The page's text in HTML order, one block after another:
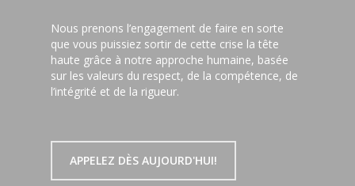
Nous prenons l’engagement de faire en sorte
que vous puissiez sortir de cette crise la tête
haute grâce à notre approche humaine, basée
sur les valeurs du respect, de la compétence, de
l’intégrité et de la rigueur.
APPELEZ DÈS AUJOURD'HUI!